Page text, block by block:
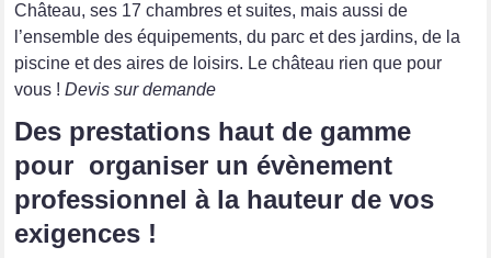
Château, ses 17 chambres et suites, mais aussi de
l’ensemble des équipements, du parc et des jardins, de la
piscine et des aires de loisirs. Le château rien que pour
vous !Devis sur demande
Des prestations haut de gamme
pour organiser un évènement
professionnel à la hauteur de vos
exigences !